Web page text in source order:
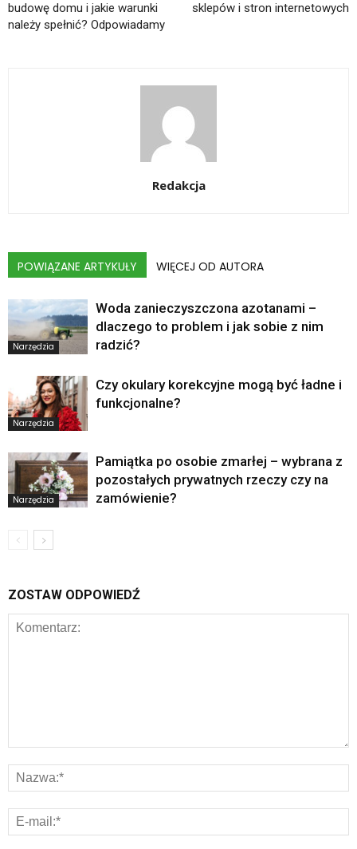
budowę domu i jakie warunki
należy spełnić? Odpowiadamy
sklepów i stron internetowych
Redakcja
POWIĄZANE ARTYKUŁY WIĘCEJ OD AUTORA
Narzędzia
Woda zanieczyszczona azotanami –
dlaczego to problem i jak sobie z nim
radzić?
Narzędzia
Czy okulary korekcyjne mogą być ładne i
funkcjonalne?
Narzędzia
Pamiątka po osobie zmarłej – wybrana z
pozostałych prywatnych rzeczy czy na
zamówienie?
ZOSTAW ODPOWIEDŹ